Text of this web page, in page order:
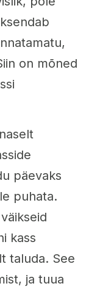
on mõned
päevaks
puhata.
kass
taluda. See
ja tuua